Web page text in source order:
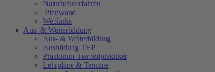
Naturheilverfahren
Pinnwand
Weblinks
Aus- & Weiterbildung
Aus- & Weiterbildung
Ausbildung THP
Praktikum-Tierheilpraktiker
Lehrpläne & Termine